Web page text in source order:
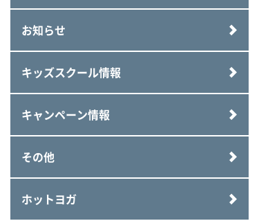
お知らせ
キッズスクール情報
キャンペーン情報
その他
ホットヨガ